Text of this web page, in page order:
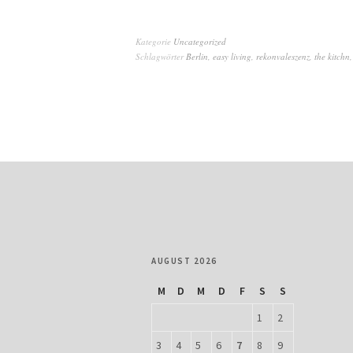
Kategorie Uncategorized
SchlagwörterBerlin, easy living, rekonvaleszenz, the kitchn,
AUGUST 2026
M D M D F S
S
1
2
3
4 5 6 7 8 9